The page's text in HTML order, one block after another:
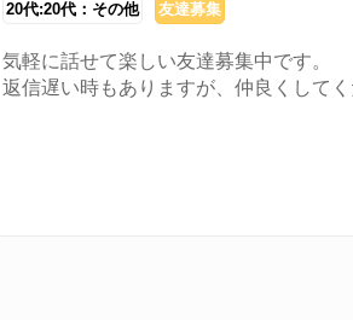
20代:20代：その他 友達募集
気軽に話せて楽しい友達募集中です。
返信遅い時もありますが、仲良くしてく